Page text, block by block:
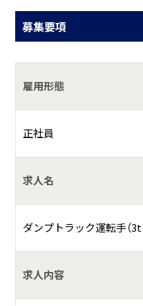
何をしている会社
あんしん工事の村上建設で
具体的には？
「あんしんと安全」をモッ
を迎えた会社です。
当社の特長は全て自社施行。
当社は解体工事全般、土木
はもちろんのこと、品質や
募集要項
雇用形態
正社員
求人名
ダンプトラック運転手（3t
求人内容